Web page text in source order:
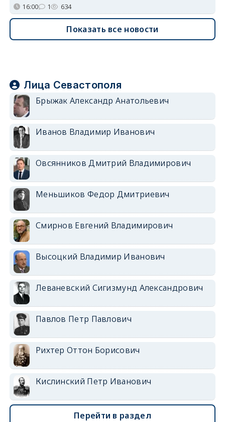
16:00 1 634
Показать все новости
Лица Севастополя
Брыжак Александр Анатольевич
Иванов Владимир Иванович
Овсянников Дмитрий Владимирович
Меньшиков Федор Дмитриевич
Смирнов Евгений Владимирович
Высоцкий Владимир Иванович
Леваневский Сигизмунд Александрович
Павлов Петр Павлович
Рихтер Оттон Борисович
Кислинский Петр Иванович
Перейти в раздел